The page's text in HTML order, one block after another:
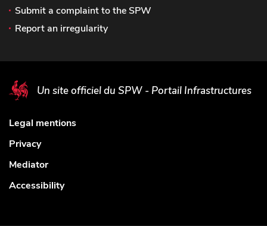
Submit a complaint to the SPW
Report an irregularity
Un site officiel du SPW - Portail Infrastructures
Legal mentions
Privacy
Mediator
Accessibility